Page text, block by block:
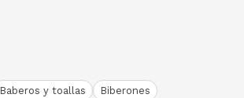
Baberos y toallas
Biberones